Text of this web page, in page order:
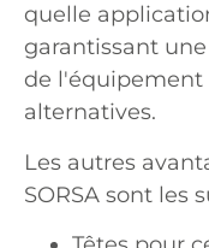
quelle
garantissant
de l'équipement
alternatives.
Les autres
SORSA sont les